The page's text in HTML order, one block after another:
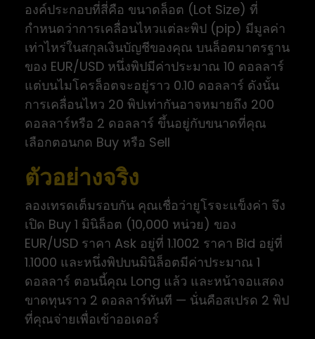
องค์ประกอบที่สี่คือ ขนาดล็อต (Lot Size) ที่
กำหนดว่าการเคลื่อนไหวแต่ละพิป (pip) มีมูลค่า
เท่าไหร่ในสกุลเงินบัญชีของคุณ บนล็อตมาตรฐาน
ของ EUR/USD หนึ่งพิปมีค่าประมาณ 10 ดอลลาร์
แต่บนไมโครล็อตจะอยู่ราว 0.10 ดอลลาร์ ดังนั้น
การเคลื่อนไหว 20 พิปเท่ากันอาจหมายถึง 200
ดอลลาร์หรือ 2 ดอลลาร์ ขึ้นอยู่กับขนาดที่คุณ
เลือกตอนกด Buy หรือ Sell
ตัวอย่างจริง
ลองเทรดเต็มรอบกัน คุณเชื่อว่ายูโรจะแข็งค่า จึง
เปิด Buy 1 มินิล็อต (10,000 หน่วย) ของ
EUR/USD ราคา Ask อยู่ที่ 1.1002 ราคา Bid อยู่ที่
1.1000 และหนึ่งพิปบนมินิล็อตมีค่าประมาณ 1
ดอลลาร์ ตอนนี้คุณ Long แล้ว และหน้าจอแสดง
ขาดทุนราว 2 ดอลลาร์ทันที — นั่นคือสเปรด 2 พิป
ที่คุณจ่ายเพื่อเข้าออเดอร์